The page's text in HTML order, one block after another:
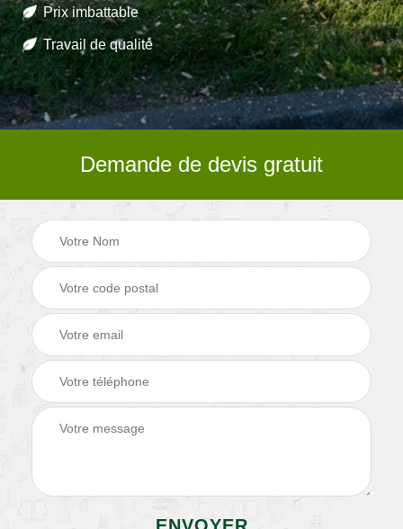
Prix imbattable
Travail de qualité
Demande de devis gratuit